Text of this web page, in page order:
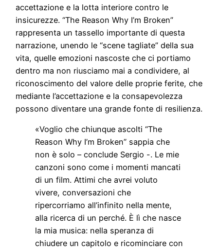
accettazione e la lotta interiore contro le
insicurezze. “The Reason Why I’m Broken”
rappresenta un tassello importante di questa
narrazione, unendo le “scene tagliate” della sua
vita, quelle emozioni nascoste che ci portiamo
dentro ma non riusciamo mai a condividere, al
riconoscimento del valore delle proprie ferite, che
mediante l’accettazione e la consapevolezza
possono diventare una grande fonte di resilienza.
«Voglio che chiunque ascolti “The
Reason Why I’m Broken” sappia che
non è solo – conclude Sergio -. Le mie
canzoni sono come i momenti mancati
di un film. Attimi che avrei voluto
vivere, conversazioni che
ripercorriamo all’infinito nella mente,
alla ricerca di un perché. È lì che nasce
la mia musica: nella speranza di
chiudere un capitolo e ricominciare con